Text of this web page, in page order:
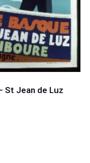
St Jean de Luz